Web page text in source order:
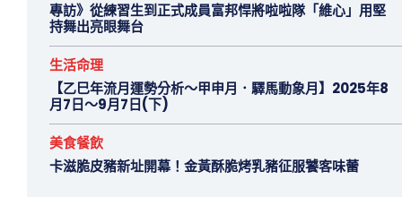
專訪》從練習生到正式成員富邦悍將啦啦隊「維心」用堅
持舞出亮眼舞台
生活命理
【乙巳年流月運勢分析～甲申月．驛馬動象月】2025年8
月7日～9月7日(下)
美食餐飲
卡滋脆皮豬新址開幕！金黃酥脆烤乳豬征服饕客味蕾